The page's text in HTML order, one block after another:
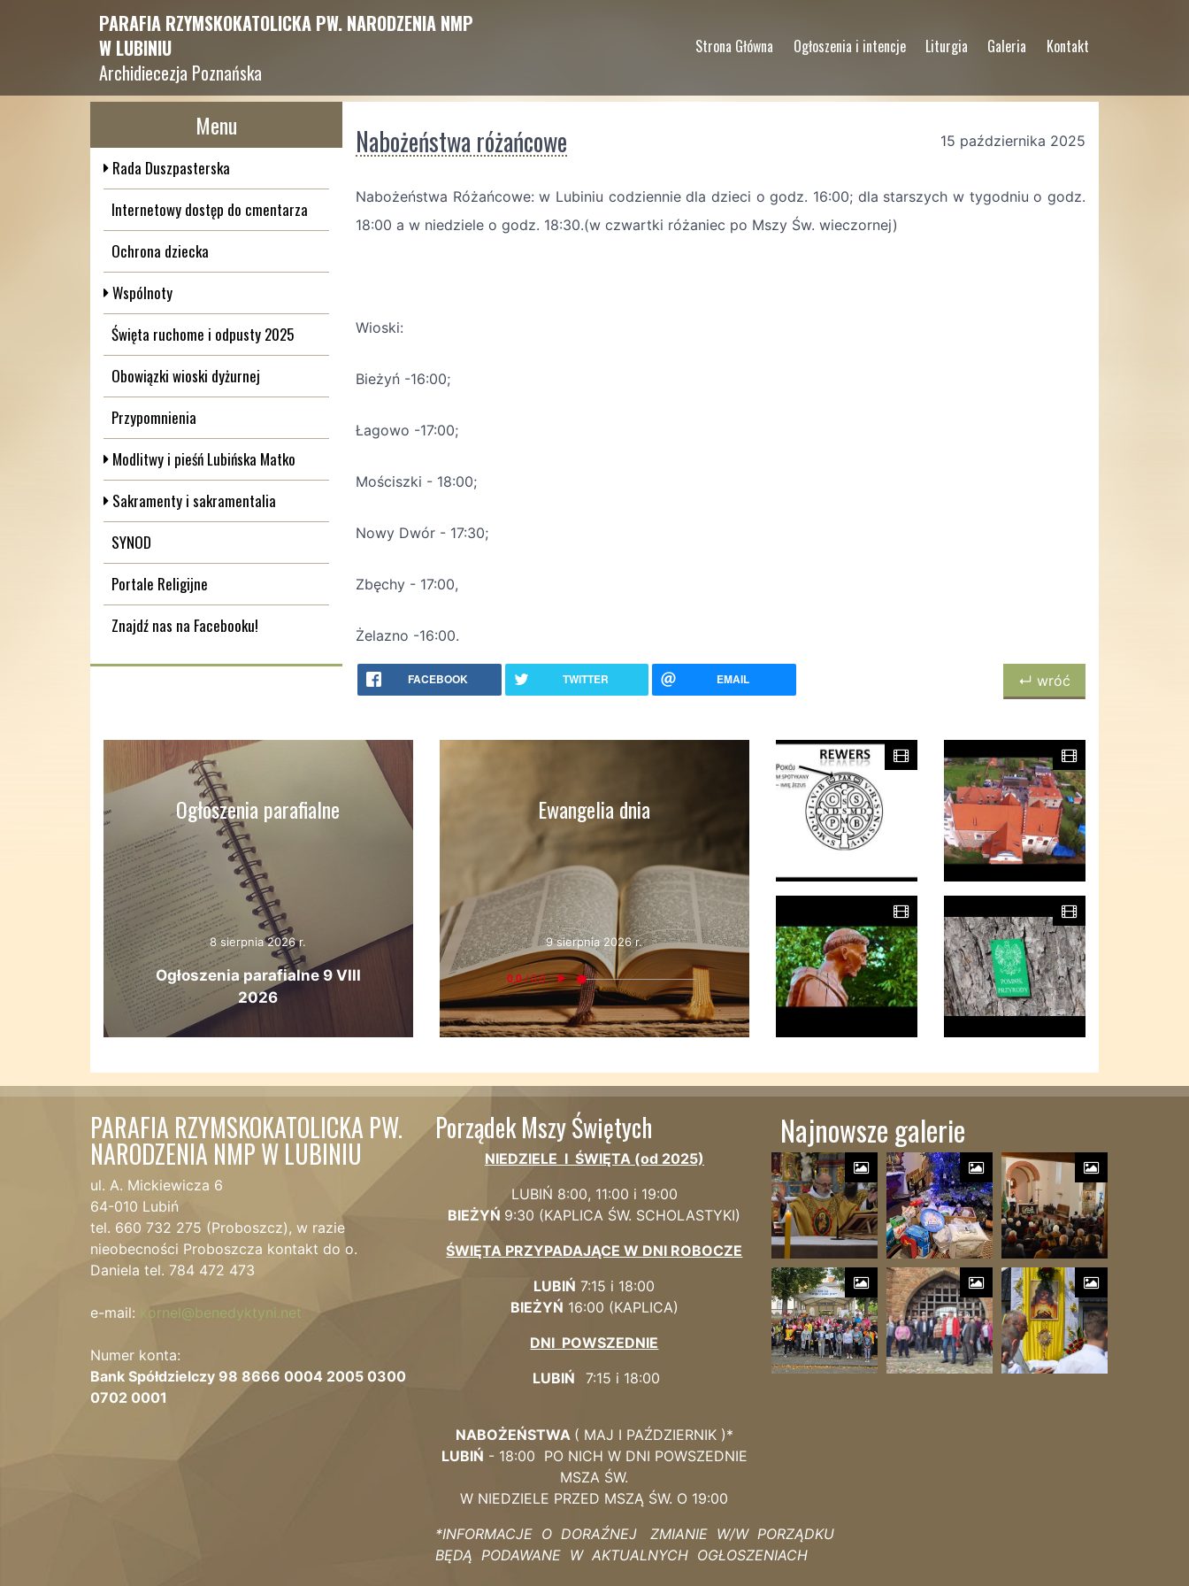
PARAFIA RZYMSKOKATOLICKA PW. NARODZENIA NMP
W LUBINIU
Archidiecezja Poznańska
Strona Główna Ogłoszenia i intencje Liturgia Galeria Kontakt
Menu
Rada Duszpasterska
Internetowy dostęp do cmentarza
Ochrona dziecka
Wspólnoty
Święta ruchome i odpusty 2025
Obowiązki wioski dyżurnej
Przypomnienia
Modlitwy i pieśń Lubińska Matko
Sakramenty i sakramentalia
SYNOD
Portale Religijne
Znajdź nas na Facebooku!
Nabożeństwa różańcowe 15 października 2025
Nabożeństwa Różańcowe: w Lubiniu codziennie dla dzieci o godz. 16:00; dla starszych w tygodniu o godz.
18:00 a w niedziele o godz. 18:30.(w czwartki różaniec po Mszy Św. wieczornej)
Wioski:
Bieżyń -16:00;
Łagowo -17:00;
Mościszki - 18:00;
Nowy Dwór - 17:30;
Zbęchy - 17:00,
Żelazno -16:00.
FACEBOOK TWITTER EMAIL ↵ wróć
Ogłoszenia parafialne
8 sierpnia 2026 r.
Ogłoszenia parafialne 9 VIII
2026
Ewangelia dnia
9 sierpnia 2026 r.
PARAFIA RZYMSKOKATOLICKA PW.
NARODZENIA NMP W LUBINIU
ul. A. Mickiewicza 6
64-010 Lubiń
tel. 660 732 275 (Proboszcz), w razie
nieobecności Proboszcza kontakt do o.
Daniela tel. 784 472 473
e-mail: kornel@benedyktyni.net
Numer konta:
Bank Spółdzielczy 98 8666 0004 2005 0300
0702 0001
Porządek Mszy Świętych
NIEDZIELE I ŚWIĘTA (od 2025)
LUBIŃ 8:00, 11:00 i 19:00
BIEŻYŃ 9:30 (KAPLICA ŚW. SCHOLASTYKI)
ŚWIĘTA PRZYPADAJĄCE W DNI ROBOCZE
LUBIŃ 7:15 i 18:00
BIEŻYŃ 16:00 (KAPLICA)
DNI POWSZEDNIE
LUBIŃ7:15 i 18:00
NABOŻEŃSTWA ( MAJ I PAŹDZIERNIK )*
LUBIŃ - 18:00 PO NICH W DNI POWSZEDNIE
MSZA ŚW.
W NIEDZIELE PRZED MSZĄ ŚW. O 19:00
*INFORMACJE O DORAŹNEJ ZMIANIE W/W PORZĄDKU
BĘDĄ PODAWANE W AKTUALNYCH OGŁOSZENIACH
Najnowsze galerie